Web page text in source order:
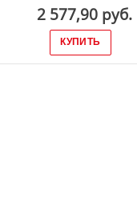
2 577,90 руб.
КУПИТЬ